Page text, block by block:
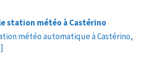
station météo à Castérino
météo automatique à Castérino,